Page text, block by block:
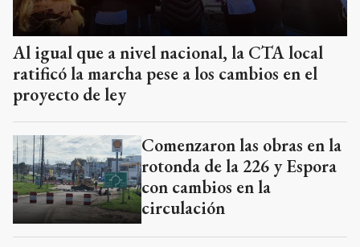
Al igual que a nivel nacional, la CTA local
ratificó la marcha pese a los cambios en el
proyecto de ley
Comenzaron las obras en la
rotonda de la 226 y Espora
con cambios en la
circulación